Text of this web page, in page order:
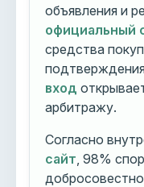
объявления и
официальный
средства
вход
арбитражу.
Согласно
сайт , 98%